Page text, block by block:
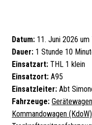
Datum: 11. Juni 2026 um
Dauer: 1 Stunde 10
Einsatzart: THL 1 klein
Einsatzort: A95
Einsatzleiter: Abt
Fahrzeuge:
Kommandowagen (KdoW)